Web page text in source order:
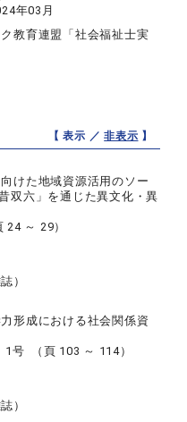
年03月
教育連盟「社会福祉士実
【 表示 ／非表示 】
けた地域資源活用のソー
双六」を通じた異文化・異
～ 29）
）
形成における社会関係資
号 （頁 103 ～ 114）
）